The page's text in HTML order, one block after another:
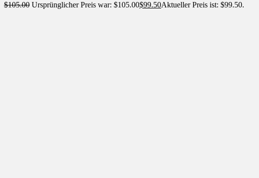
$105.00 Ursprünglicher Preis war: $105.00$99.50Aktueller Preis ist: $99.50.